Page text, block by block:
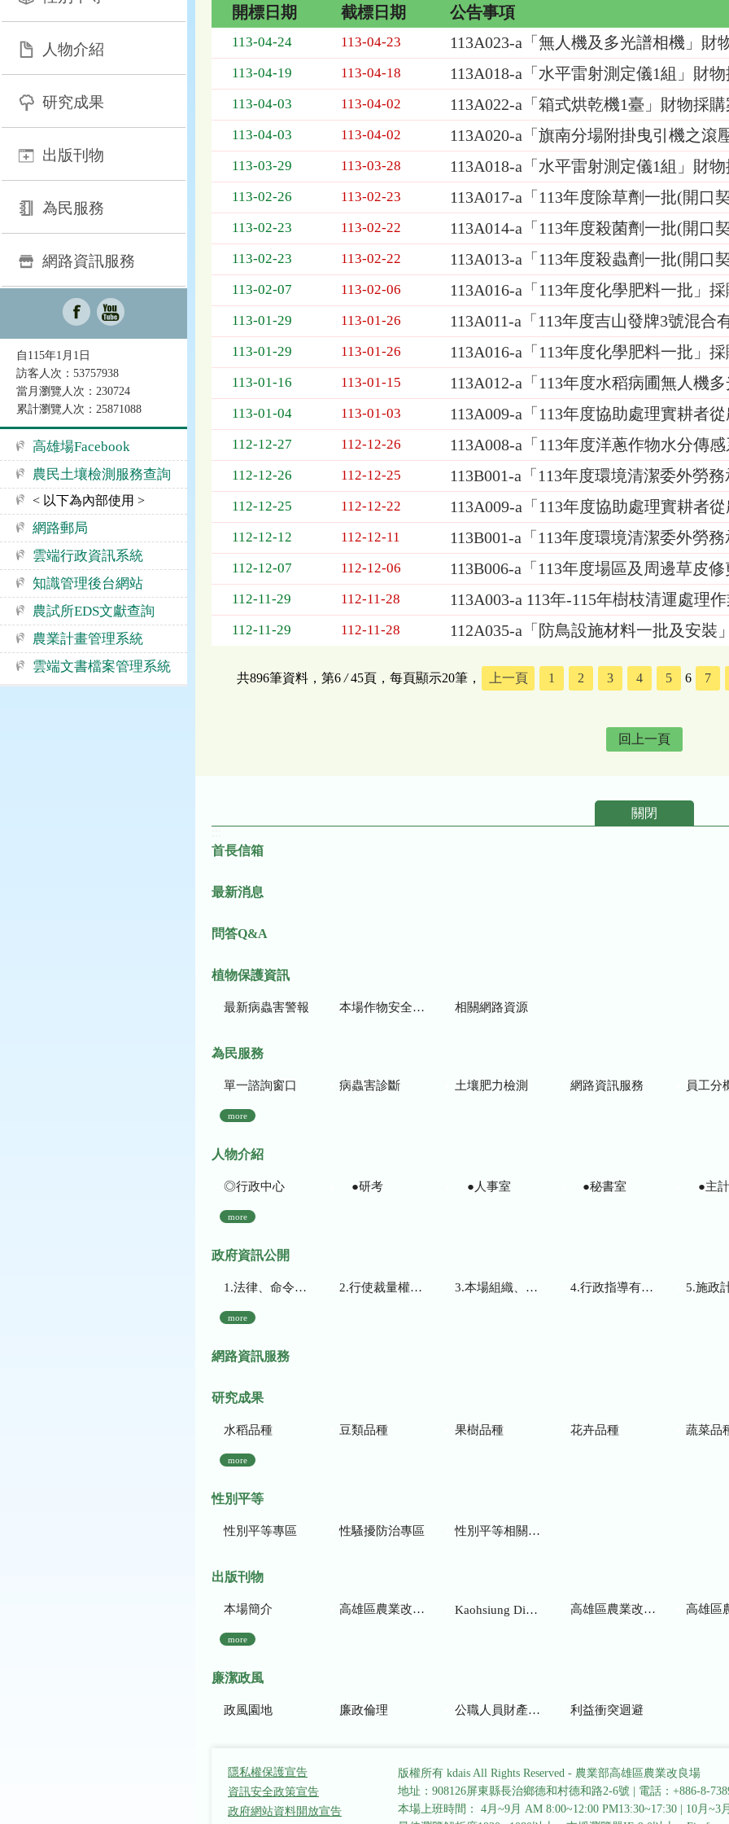
人物介紹
研究成果
出版刊物
為民服務
網路資訊服務
自115年1月1日
訪客人次：53757938
當月瀏覽人次：230724
累計瀏覽人次：25871088
高雄場Facebook
農民土壤檢測服務查詢
< 以下為內部使用 >
網路郵局
雲端行政資訊系統
知識管理後台網站
農試所EDS文獻查詢
農業計畫管理系統
雲端文書檔案管理系統
購
表，
位
為：
期、
標
開標日期 截標日期 公告事項
113-04-24 113-04-23 113A023-a「無人機及多光譜相機」財
113-04-19 113-04-18 113A018-a「水平雷射測定儀1組」財
113-04-03 113-04-02 113A022-a「箱式烘乾機1臺」財物採
113-04-03 113-04-02 113A020-a「旗南分場附掛曳引機之滾
113-03-29 113-03-28 113A018-a「水平雷射測定儀1組」財
113-02-26 113-02-23 113A017-a「113年度除草劑一批(開口
113-02-23 113-02-22 113A014-a「113年度殺菌劑一批(開口
113-02-23 113-02-22 113A013-a「113年度殺蟲劑一批(開口
113-02-07 113-02-06 113A016-a「113年度化學肥料一批」
113-01-29 113-01-26 113A011-a「113年度吉山發牌3號混
113-01-29 113-01-26 113A016-a「113年度化學肥料一批」
113-01-16 113-01-15 113A012-a「113年度水稻病圃無人機
113-01-04 113-01-03 113A009-a「113年度協助處理實耕者
112-12-27 112-12-26 113A008-a「113年度洋蔥作物水分傳
112-12-26 112-12-25 113B001-a「113年度環境清潔委外勞
112-12-25 112-12-22 113A009-a「113年度協助處理實耕者
112-12-12 112-12-11 113B001-a「113年度環境清潔委外勞
112-12-07 112-12-06 113B006-a「113年度場區及周邊草皮
112-11-29 112-11-28 113A003-a 113年-115年樹枝清運處理
112-11-29 112-11-28 112A035-a「防鳥設施材料一批及安裝
共896筆資料，第6 /45頁，每頁顯示20筆， 上一頁 1 2 3 4 5 6 7
回上一頁
關閉
首長信箱
最新消息
問答Q&A
植物保護資訊
最新病蟲害警報 本場作物安全用藥資訊 相關網路資源
為民服務
單一諮詢窗口 病蟲害診斷 土壤肥力檢測 網路資訊服務 員工分
more
人物介紹
◎行政中心 ●研考 ●人事室 ●秘書室 ●主
more
政府資訊公開
1.法律、命令、法規命令 2.行使裁量權而訂頒之解釋性規定及裁量基準 3.本場組織、職掌及聯絡資訊 4.行政指導有關文書 5.施政計畫、業務
more
網路資訊服務
研究成果
水稻品種 豆類品種 果樹品種 花卉品種 蔬菜品
more
性別平等
性別平等專區 性騷擾防治專區 性別平等相關網站
出版刊物
本場簡介 高雄區農業改良場研究彙報 Kaohsiung District Agricultural Research and Extension Station 高雄區農業改良場年報 高雄區
more
廉潔政風
政風園地 廉政倫理 公職人員財產申報 利益衝突迴避
隱私權保護宣告
資訊安全政策宣告
政府網站資料開放宣告
版權所有 kdais All Rights Reserved - 農業部高雄區農業改良場
地址：908126屏東縣長治鄉德和村德和路2-6號
電話：+886-8-
本場上班時間： 4月~9月 AM 8:00~12:00 PM13:30~17:30
10月~3